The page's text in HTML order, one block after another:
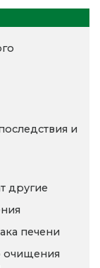
и
другие
печени
очищения